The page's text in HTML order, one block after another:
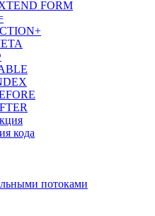
FORM
кода
потоками